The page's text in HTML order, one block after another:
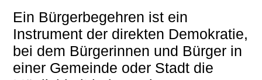
Ein Bürgerbegehren ist ein
Instrument der direkten Demokratie,
bei dem Bürgerinnen und Bürger in
einer Gemeinde oder Stadt die